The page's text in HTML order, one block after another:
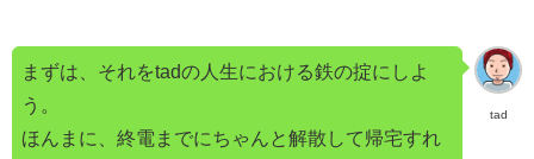
tad
まずは、それをtadの人生における鉄の掟にしよ
う。
ほんまに、終電までにちゃんと解散して帰宅すれ